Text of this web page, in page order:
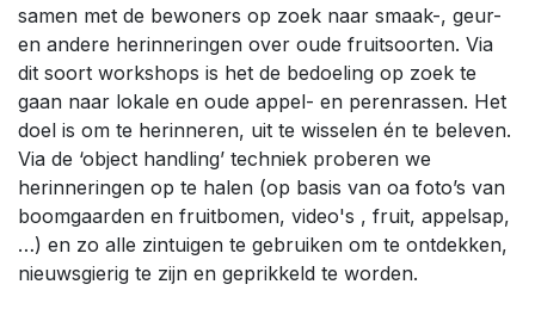
samen met de bewoners op zoek naar smaak-, geur-
en andere herinneringen over oude fruitsoorten. Via
dit soort workshops is het de bedoeling op zoek te
gaan naar lokale en oude appel- en perenrassen. Het
doel is om te herinneren, uit te wisselen én te beleven.
Via de ‘object handling’ techniek proberen we
herinneringen op te halen (op basis van oa foto’s van
boomgaarden en fruitbomen, video's , fruit, appelsap,
…) en zo alle zintuigen te gebruiken om te ontdekken,
nieuwsgierig te zijn en geprikkeld te worden.